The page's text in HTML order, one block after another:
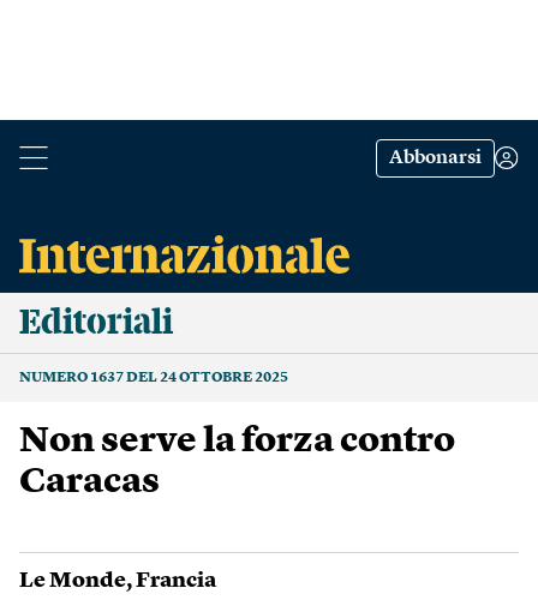
Abbonarsi
Editoriali
NUMERO 1637 DEL 24 OTTOBRE 2025
Non serve la forza contro
Caracas
Le Monde,Francia